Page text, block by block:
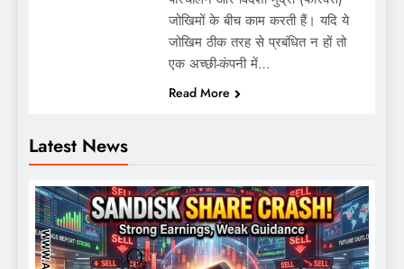
Latest News
जोखिमों के बीच काम करती हैं। यदि ये
जोखिम ठीक तरह से प्रबंधित न हों तो
एक अच्छी-कंपनी में…
Read More